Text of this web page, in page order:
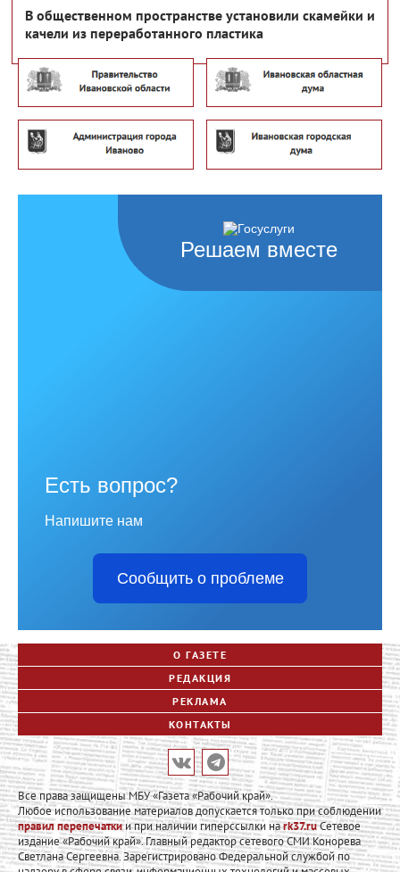
В общественном пространстве установили скамейки и
качели из переработанного пластика
Решаем вместе
Есть вопрос?
Напишите нам
Сообщить о проблеме
О ГАЗЕТЕ
РЕДАКЦИЯ
РЕКЛАМА
КОНТАКТЫ
Все права защищены МБУ «Газета «Рабочий край».
Любое использование материалов допускается только при соблюдении
правил перепечаткии при наличии гиперссылки наrk37.ruСетевое
издание «Рабочий край». Главный редактор сетевого СМИ Конорева
Светлана Сергеевна. Зарегистрировано Федеральной службой по